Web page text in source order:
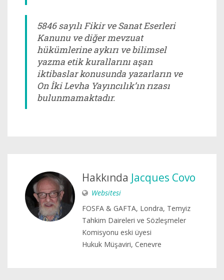
5846 sayılı Fikir ve Sanat Eserleri
Kanunu ve diğer mevzuat
hükümlerine aykırı ve bilimsel
yazma etik kurallarını aşan
iktibaslar konusunda yazarların ve
On İki Levha Yayıncılık’ın rızası
bulunmamaktadır.
Hakkında Jacques Covo
Websitesi
FOSFA & GAFTA, Londra, Temyiz
Tahkim Daireleri ve Sözleşmeler
Komisyonu eski üyesi
Hukuk Müşaviri, Cenevre